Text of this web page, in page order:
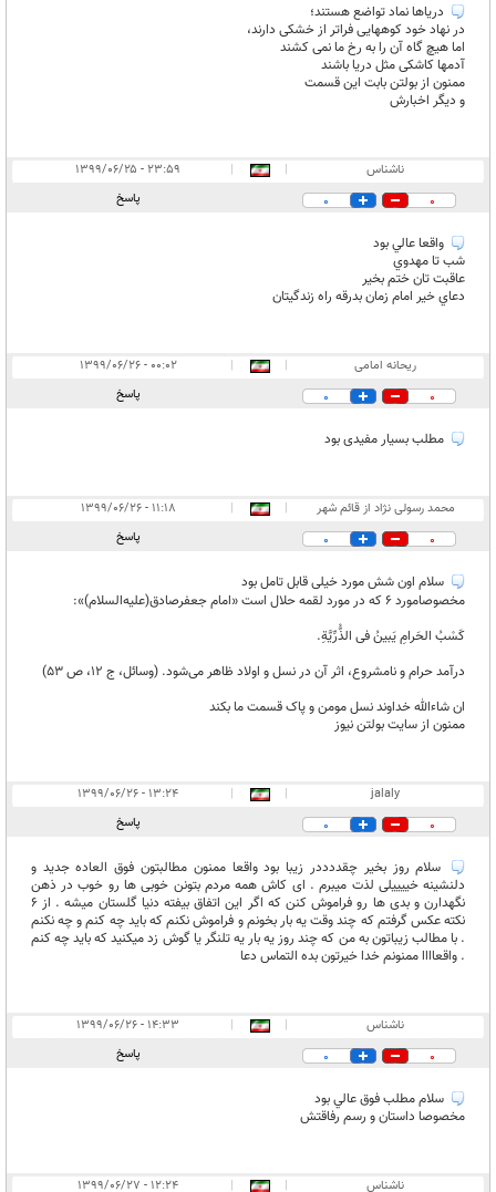
دریاها نماد تواضع هستند؛
در نهاد خود کوههایی فراتر از خشکی دارند،
اما هیچ گاه آن را به رخ ما نمی کشند
آدمها کاشکی مثل دریا باشند
ممنون از بولتن بابت این قسمت
و دیگر اخبارش
ناشناس |
|
۲۳:۵۹ - ۱۳۹۹/۰۶/۲۵
0
0 پاسخ
واقعا عالي بود
شب تا مهدوي
عاقبت تان ختم بخير
دعاي خير امام زمان بدرقه راه زندگيتان
ریحانه امامی |
|
۰۰:۰۲ - ۱۳۹۹/۰۶/۲۶
0
0 پاسخ
مطلب بسیار مفیدی بود
محمد رسولی نژاد از قائم شهر |
|
۱۱:۱۸ - ۱۳۹۹/۰۶/۲۶
0
0 پاسخ
سلام اون شش مورد خیلی قابل تامل بود
مخصوصامورد ۶ که در مورد لقمه حلال است «امام جعفرصادق(علیه‌السلام)»:
كَسْبُ الحَرامِ یَبینُ فی ‌الذُّرِّیَّةِ.
درآمد حرام و نامشروع، اثر آن در نسل و اولاد ظاهر می‌شود. (وسائل، ج ١٢، ص ٥٣)
ان شاءالله خداوند نسل مومن و پاک قسمت ما بکند
ممنون از سایت بولتن نیوز
jalaly
|
|
۱۳:۲۴ - ۱۳۹۹/۰۶/۲۶
0
0 پاسخ
سلام روز بخیر چقددددر زیبا بود واقعا ممنون مطالبتون فوق العاده جدید و
دلنشینه خییییلی لذت میبرم . ای کاش همه مردم بتونن خوبی ها رو خوب در ذهن
نگهدارن و بدی ها رو فراموش کنن که اگر این اتفاق بیفته دنیا گلستان میشه . از 6
نکته عکس گرفتم که چند وقت یه بار بخونم و فراموش نکنم که باید چه کنم و چه نکنم
. با مطالب زیباتون به من که چند روز یه بار یه تلنگر یا گوش زد میکنید که باید چه کنم
. واقعاااا ممنونم خدا خیرتون بده التماس دعا
ناشناس |
|
۱۴:۳۳ - ۱۳۹۹/۰۶/۲۶
0
0 پاسخ
سلام مطلب فوق عالي بود
مخصوصا داستان و رسم رفاقتش
ناشناس |
|
۱۲:۲۴ - ۱۳۹۹/۰۶/۲۷